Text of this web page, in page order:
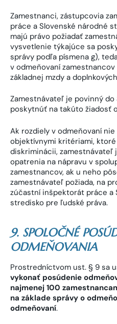
Zamestnanci, zástupcovia
práce a Slovenské národné
majú právo požiadať
vysvetlenie týkajúce sa
správy podľa písmena g),
v odmeňovaní
základnej mzdy a
Zamestnávateľ je povinný
poskytnúť na takúto žiadosť
Ak rozdiely v odmeňovaní
objektívnymi kritériami, ktoré
diskriminácii,
opatrenia na nápravu v
zamestnancov, ak u neho
zamestnávateľ požiada, na
zúčastní inšpektorát práce a
stredisko pre ľudské práva.
9. SPOLOČNÉ
ODMEŇOVANIA
Prostredníctvom ust. § 9 sa
vykonať posúdenie
najmenej 100
na základe správy o
odmeňovaní.